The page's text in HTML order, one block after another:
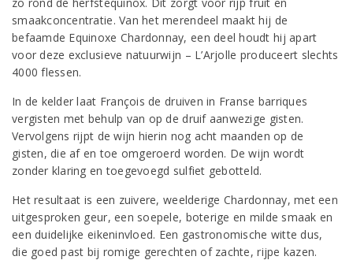
smaakconcentratie. Van het merendeel maakt hij de
befaamde Equinoxe Chardonnay, een deel houdt hij apart
voor deze exclusieve natuurwijn – L’Arjolle produceert slechts
4000 flessen.
In de kelder laat François de druiven in Franse barriques
vergisten met behulp van op de druif aanwezige gisten.
Vervolgens rijpt de wijn hierin nog acht maanden op de
gisten, die af en toe omgeroerd worden. De wijn wordt
zonder klaring en toegevoegd sulfiet gebotteld.
Het resultaat is een zuivere, weelderige Chardonnay, met een
uitgesproken geur, een soepele, boterige en milde smaak en
een duidelijke eikeninvloed. Een gastronomische witte dus,
die goed past bij romige gerechten of zachte, rijpe kazen.